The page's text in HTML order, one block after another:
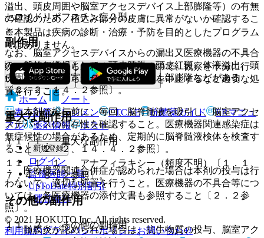
溢出、頭皮周囲や脳室アクセスデバイス上部膨隆等）の有無
の確認のため、植込み部分の皮膚に異常がないか確認するこ
と。
なお、脳室アクセスデバイスからの漏出又医療機器の不具合
の一般的な徴候として、頭皮腫脹・頭皮紅斑、体液溢出、頭
皮周囲膨隆や脳室アクセスデバイス上部膨隆などがある
〔２．２、１４．２参照〕。
・ 本剤の投与前に、毎回、脳脊髄液を吸引し、脳室アクセ
スデバイスの開存性を確認すること。医療機器関連感染症は
無症候性の場合があるため、定期的に脳脊髄液検体を検査す
ること〔２．２、１４．４．２参照〕。
・ 医療機器関連合併症が認められた場合は本剤の投与は行
わないで、適切な処置を行うこと。医療機器の不具合等につ
いては、各医療機器の添付文書も参照すること〔２．２参
照〕。
・ 髄膜炎が認められた場合は、抗生物質の投与、脳室アク
セロイドリポフスチン症２型。
副作用
次の副作用があらわれることがあるので、観察を十分に行
い、異常が認められた場合には投与を中止するなど適切な処
置を行うこと。
重大な副作用
１１．１． 重大な副作用
１１．１．１． アナフィラキシー（頻度不明）〔１．１、
７．４、８．２参照〕。
その他の副作用
１１．２． その他の副作用
※本製品は疾病の診断・治療・予防を目的としたプログラム
ではありません。
ホーム
ノート
表・計算
レジメン CTCAE 抗菌薬ガイド
ERマニュ
アル
薬剤情報 ポスト
新規登録
ログイン
監修医師一覧
UpToDate特別割引
運営会社
© 2021 HOKUTO Inc. All rights reserved.
利用規約プライバシーポリシーお問い合わせ